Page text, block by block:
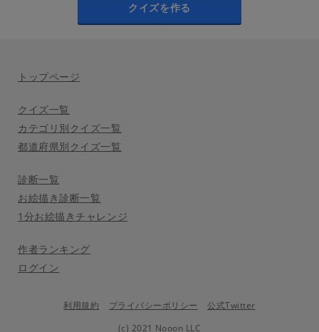
クイズを作る
トップページ
クイズ一覧
カテゴリ別クイズ一覧
都道府県別クイズ一覧
診断一覧
お絵描き診断一覧
1分お絵描きチャレンジ
作者ランキング
ログイン
利用規約 プライバシーポリシー
公式Twitter
(c) 2021 Nooon LLC